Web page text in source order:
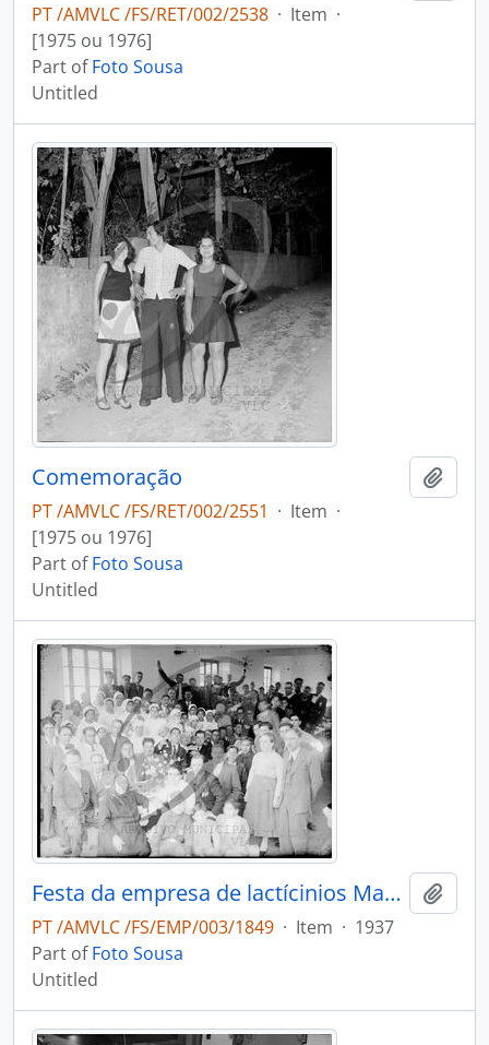
PT /AMVLC /FS/RET/002/2538 · Item ·
[1975 ou 1976]
Part ofFoto Sousa
Untitled
Comemoração
PT /AMVLC /FS/RET/002/2551 · Item ·
[1975 ou 1976]
Part ofFoto Sousa
Untitled
Festa da empresa de lactícinios Martins & Rebello
PT /AMVLC /FS/EMP/003/1849 · Item · 1937
Part ofFoto Sousa
Untitled